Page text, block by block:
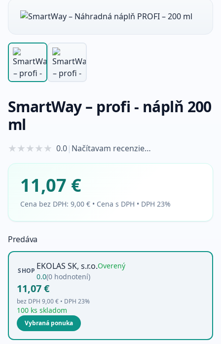
SmartWay – profi - náplň 200
ml
★★★★★ 0.0| Načítavam recenzie…
11,07 €
Cena bez DPH: 9,00 € • Cena s DPH • DPH 23%
Predáva
SHOP EKOLAS SK, s.r.o.Overený
0.0(0 hodnotení)
11,07 €
bez DPH 9,00 € • DPH 23%
100 ks skladom
Vybraná ponuka